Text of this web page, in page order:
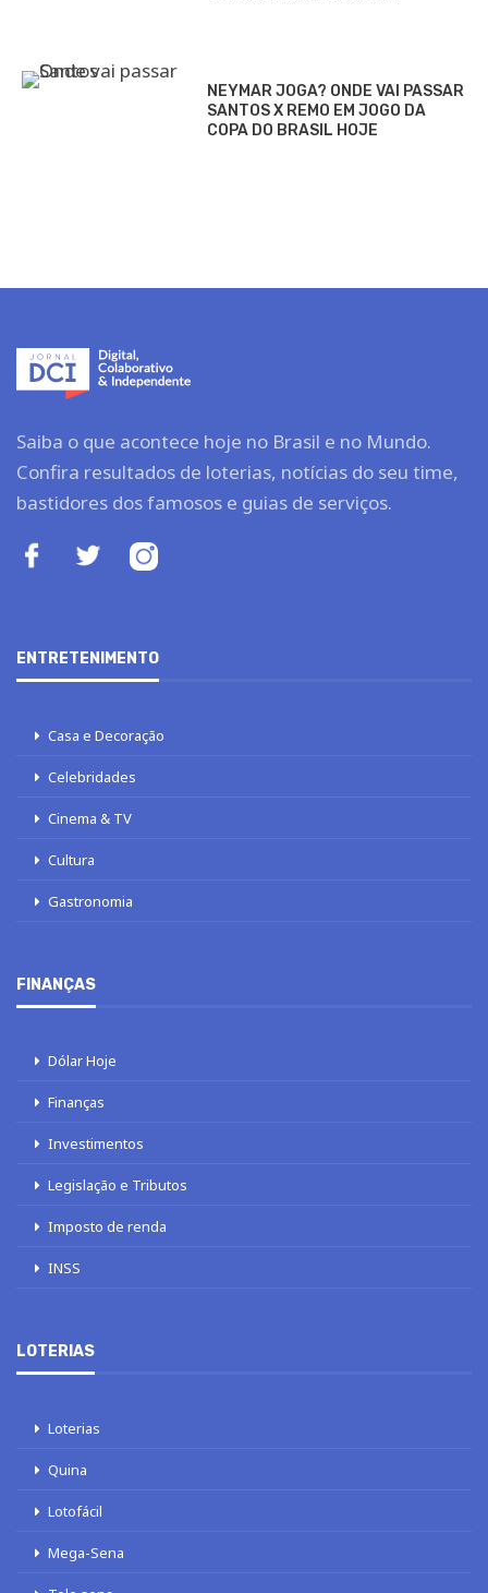
NEYMAR JOGA? ONDE VAI PASSAR
SANTOS X REMO EM JOGO DA
COPA DO BRASIL HOJE
Saiba o que acontece hoje no Brasil e no Mundo.
Confira resultados de loterias, notícias do seu time,
bastidores dos famosos e guias de serviços.
ENTRETENIMENTO
Casa e Decoração
Celebridades
Cinema & TV
Cultura
Gastronomia
FINANÇAS
Dólar Hoje
Finanças
Investimentos
Legislação e Tributos
Imposto de renda
INSS
LOTERIAS
Loterias
Quina
Lotofácil
Mega-Sena